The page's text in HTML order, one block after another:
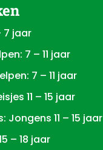
7 jaar
7 – 11 jaar
7 – 11 jaar
11 – 15 jaar
Jongens 11 – 15 jaar
– 18 jaar